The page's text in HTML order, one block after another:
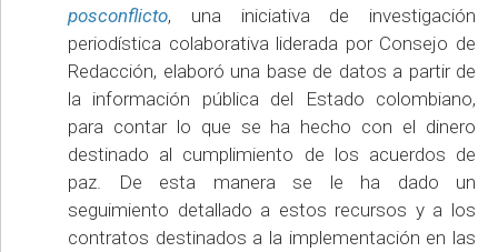
posconflicto, una iniciativa de investigación
periodística colaborativa liderada por Consejo de
Redacción, elaboró una base de datos a partir de
la información pública del Estado colombiano,
para contar lo que se ha hecho con el dinero
destinado al cumplimiento de los acuerdos de
paz. De esta manera se le ha dado un
seguimiento detallado a estos recursos y a los
contratos destinados a la implementación en las